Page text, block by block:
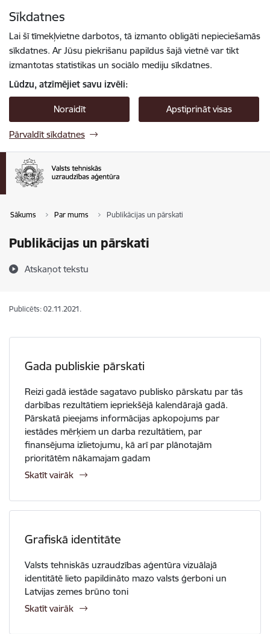
Sīkdatnes
Lai šī tīmekļvietne darbotos, tā izmanto obligāti nepieciešamās
sīkdatnes. Ar Jūsu piekrišanu papildus šajā vietnē var tikt
izmantotas statistikas un sociālo mediju sīkdatnes.
Lūdzu, atzīmējiet savu izvēli:
Noraidīt Apstiprināt visas
Pārvaldīt sīkdatnes
Sākums Par mums Publikācijas un pārskati
Publikācijas un pārskati
Atskaņot tekstu
Publicēts: 02.11.2021.
Gada publiskie pārskati
Reizi gadā iestāde sagatavo publisko pārskatu par tās
darbības rezultātiem iepriekšējā kalendārajā gadā.
Pārskatā pieejams informācijas apkopojums par
iestādes mērķiem un darba rezultātiem, par
finansējuma izlietojumu, kā arī par plānotajām
prioritātēm nākamajam gadam
Skatīt vairāk
Grafiskā identitāte
Valsts tehniskās uzraudzības aģentūra vizuālajā
identitātē lieto papildināto mazo valsts ģerboni un
Latvijas zemes brūno toni
Skatīt vairāk